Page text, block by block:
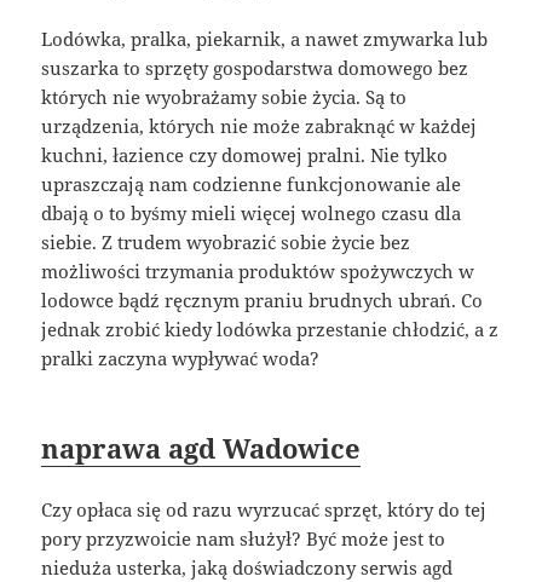
Lodówka, pralka, piekarnik, a nawet zmywarka lub
suszarka to sprzęty gospodarstwa domowego bez
których nie wyobrażamy sobie życia. Są to
urządzenia, których nie może zabraknąć w każdej
kuchni, łazience czy domowej pralni. Nie tylko
upraszczają nam codzienne funkcjonowanie ale
dbają o to byśmy mieli więcej wolnego czasu dla
siebie. Z trudem wyobrazić sobie życie bez
możliwości trzymania produktów spożywczych w
lodowce bądź ręcznym praniu brudnych ubrań. Co
jednak zrobić kiedy lodówka przestanie chłodzić, a z
pralki zaczyna wypływać woda?
naprawa agd Wadowice
Czy opłaca się od razu wyrzucać sprzęt, który do tej
pory przyzwoicie nam służył? Być może jest to
nieduża usterka, jaką doświadczony serwis agd